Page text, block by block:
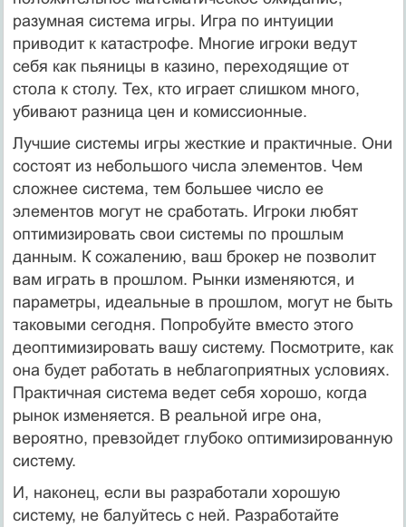
разумная система игры. Игра по интуиции
приводит к катастрофе. Многие игроки ведут
себя как пьяницы в казино, переходящие от
стола к столу. Тех, кто играет слишком много,
убивают разница цен и комиссионные.
Лучшие системы игры жесткие и практичные. Они
состоят из небольшого числа элементов. Чем
сложнее система, тем большее число ее
элементов могут не сработать. Игроки любят
оптимизировать свои системы по прошлым
данным. К сожалению, ваш брокер не позволит
вам играть в прошлом. Рынки изменяются, и
параметры, идеальные в прошлом, могут не быть
таковыми сегодня. Попробуйте вместо этого
деоптимизировать вашу систему. Посмотрите, как
она будет работать в неблагоприятных условиях.
Практичная система ведет себя хорошо, когда
рынок изменяется. В реальной игре она,
вероятно, превзойдет глубоко оптимизированную
систему.
И, наконец, если вы разработали хорошую
систему, не балуйтесь с ней. Разработайте